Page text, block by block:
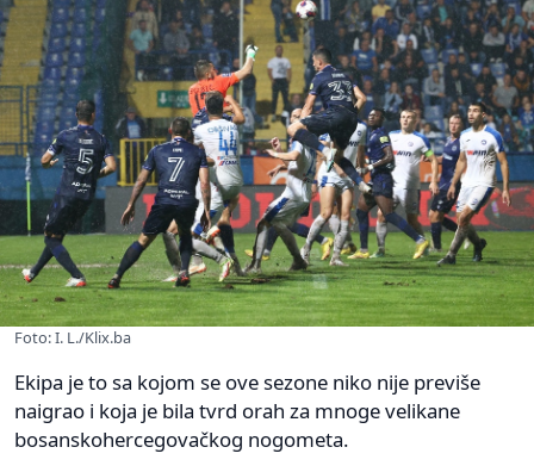
Foto: I. L./Klix.ba
Ekipa je to sa kojom se ove sezone niko nije previše
naigrao i koja je bila tvrd orah za mnoge velikane
bosanskohercegovačkog nogometa.